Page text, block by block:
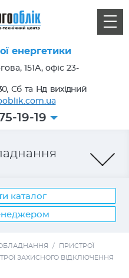
енергетики
151А, офіс 23-
Сб та Нд вихідний
19-19
каталог
/
ПРИСТРОЇ
ЗАХИСНОГО ВІДКЛЮЧЕННЯ